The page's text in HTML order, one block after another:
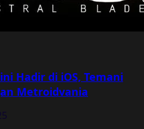
Hadir di iOS, Temani
Metroidvania